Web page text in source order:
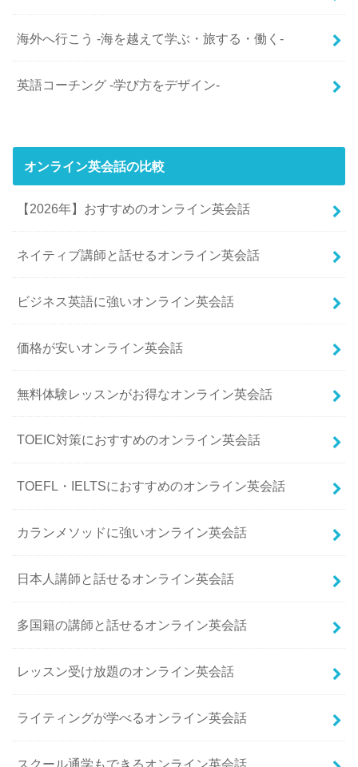
海外へ行こう -海を越えて学ぶ・旅する・働く-
英語コーチング -学び方をデザイン-
オンライン英会話の比較
【2026年】おすすめのオンライン英会話
ネイティブ講師と話せるオンライン英会話
ビジネス英語に強いオンライン英会話
価格が安いオンライン英会話
無料体験レッスンがお得なオンライン英会話
TOEIC対策におすすめのオンライン英会話
TOEFL・IELTSにおすすめのオンライン英会話
カランメソッドに強いオンライン英会話
日本人講師と話せるオンライン英会話
多国籍の講師と話せるオンライン英会話
レッスン受け放題のオンライン英会話
ライティングが学べるオンライン英会話
スクール通学もできるオンライン英会話